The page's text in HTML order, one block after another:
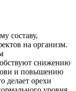
составу,
на организм.
снижению
и повышению
делает орехи